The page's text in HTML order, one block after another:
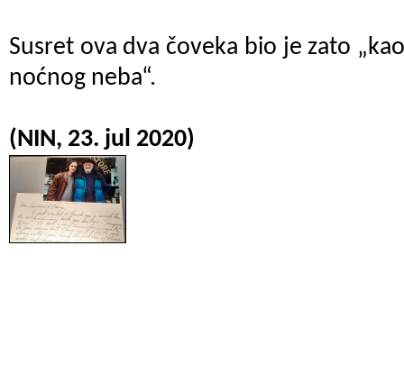
Susret ova dva čoveka bio je zato
noćnog neba“.
(NIN, 23. jul 2020)